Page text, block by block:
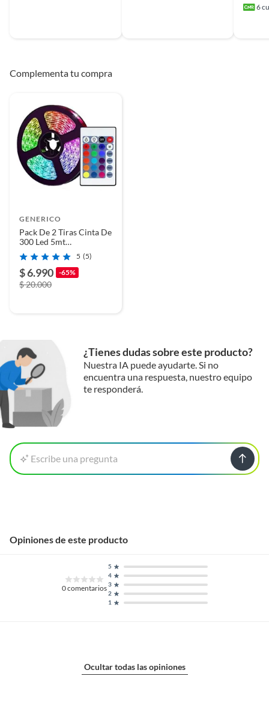
6
Complementa tu compra
GENERICO
Pack De 2 Tiras Cinta De
300 Led 5mt
Multicolores Rgb5 (5)
$ 6.990 -65%
$ 20.000
¿Tienes dudas sobre este producto?
Nuestra IA puede ayudarte. Si no
encuentra una respuesta, nuestro equipo
te responderá.
Escribe una pregunta
Opiniones de este producto
0comentarios
1
2
3
4
5
Ocultar todas las opiniones